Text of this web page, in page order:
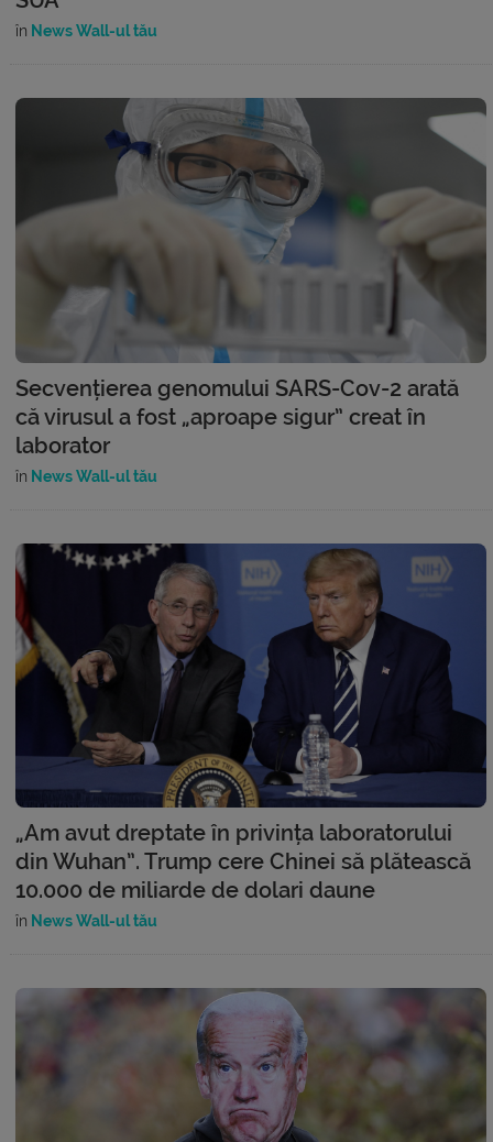
în News Wall-ul tău
Secvențierea genomului SARS-Cov-2 arată
că virusul a fost „aproape sigur” creat în
laborator
în News Wall-ul tău
„Am avut dreptate în privința laboratorului
din Wuhan”. Trump cere Chinei să plătească
10.000 de miliarde de dolari daune
în News Wall-ul tău